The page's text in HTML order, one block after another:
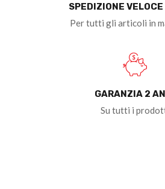
SPEDIZIONE
Per tutti gli articoli in
GARANZIA 2
Su tutti i